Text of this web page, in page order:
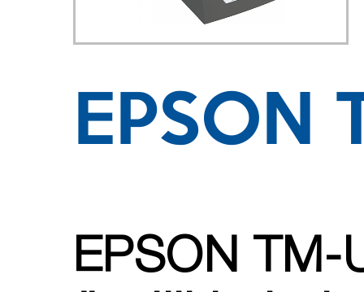
EPSON
EPSON TM-